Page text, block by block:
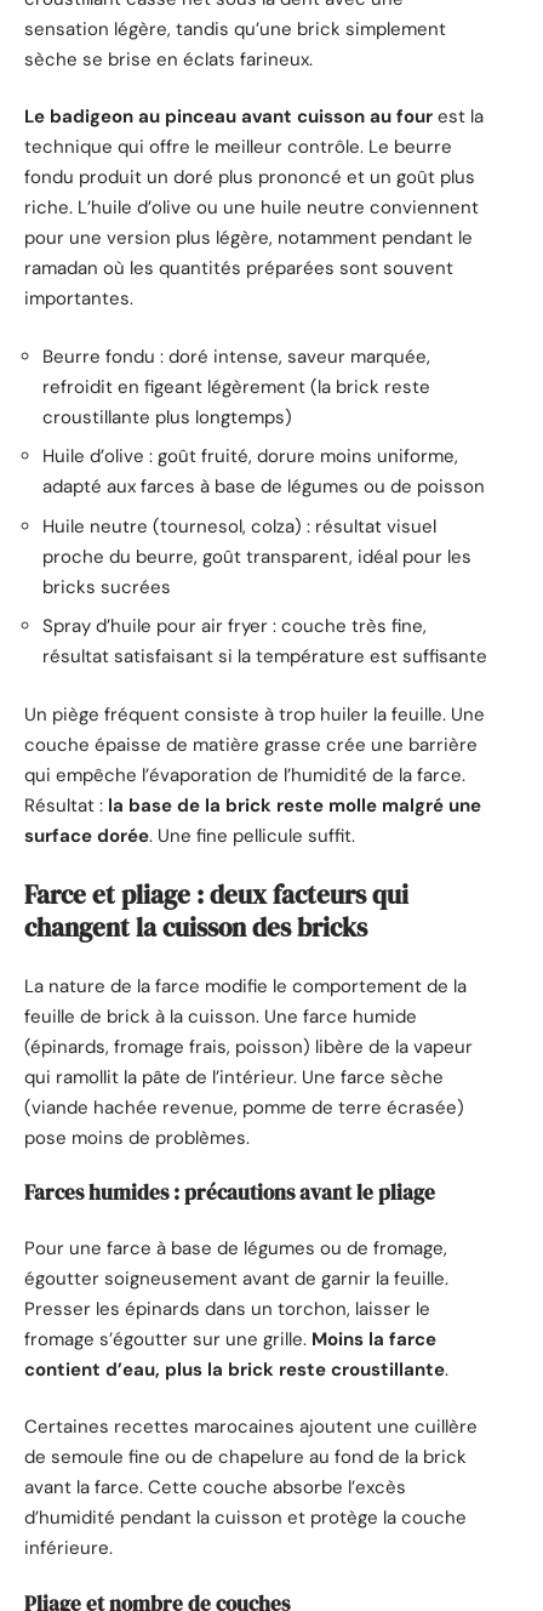
sensation légère, tandis qu’une brick simplement
sèche se brise en éclats farineux.
Le badigeon au pinceau avant cuisson au four est la
technique qui offre le meilleur contrôle. Le beurre
fondu produit un doré plus prononcé et un goût plus
riche. L’huile d’olive ou une huile neutre conviennent
pour une version plus légère, notamment pendant le
ramadan où les quantités préparées sont souvent
importantes.
Beurre fondu : doré intense, saveur marquée,
refroidit en figeant légèrement (la brick reste
croustillante plus longtemps)
Huile d’olive : goût fruité, dorure moins uniforme,
adapté aux farces à base de légumes ou de poisson
Huile neutre (tournesol, colza) : résultat visuel
proche du beurre, goût transparent, idéal pour les
bricks sucrées
Spray d’huile pour air fryer : couche très fine,
résultat satisfaisant si la température est suffisante
Un piège fréquent consiste à trop huiler la feuille. Une
couche épaisse de matière grasse crée une barrière
qui empêche l’évaporation de l’humidité de la farce.
Résultat : la base de la brick reste molle malgré une
surface dorée. Une fine pellicule suffit.
Farce et pliage : deux facteurs qui
changent la cuisson des bricks
La nature de la farce modifie le comportement de la
feuille de brick à la cuisson. Une farce humide
(épinards, fromage frais, poisson) libère de la vapeur
qui ramollit la pâte de l’intérieur. Une farce sèche
(viande hachée revenue, pomme de terre écrasée)
pose moins de problèmes.
Farces humides : précautions avant le pliage
Pour une farce à base de légumes ou de fromage,
égoutter soigneusement avant de garnir la feuille.
Presser les épinards dans un torchon, laisser le
fromage s’égoutter sur une grille. Moins la farce
contient d’eau, plus la brick reste croustillante.
Certaines recettes marocaines ajoutent une cuillère
de semoule fine ou de chapelure au fond de la brick
avant la farce. Cette couche absorbe l’excès
d’humidité pendant la cuisson et protège la couche
inférieure.
Pliage et nombre de couches